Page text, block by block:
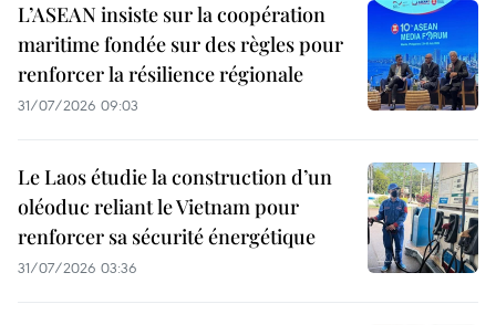
L’ASEAN insiste sur la coopération
maritime fondée sur des règles pour
renforcer la résilience régionale
31/07/2026 09:03
Le Laos étudie la construction d’un
oléoduc reliant le Vietnam pour
renforcer sa sécurité énergétique
31/07/2026 03:36